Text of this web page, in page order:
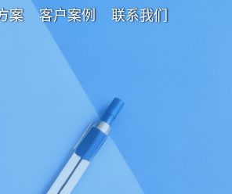
案 客户案例 联系我们